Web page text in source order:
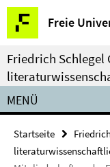
Springe
direkt
zu
Inhalt
Freie
Service-
Navigation
Friedrich
MENÜ
Startseite